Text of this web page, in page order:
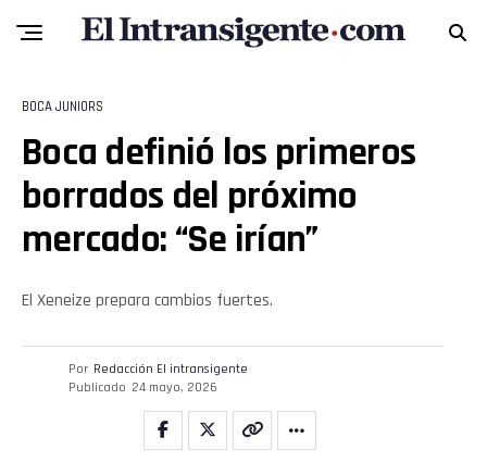
BOCA JUNIORS
Boca definió los primeros
borrados del próximo
mercado: “Se irían”
El Xeneize prepara cambios fuertes.
Por Redacción El intransigente
Publicado 24 mayo, 2026